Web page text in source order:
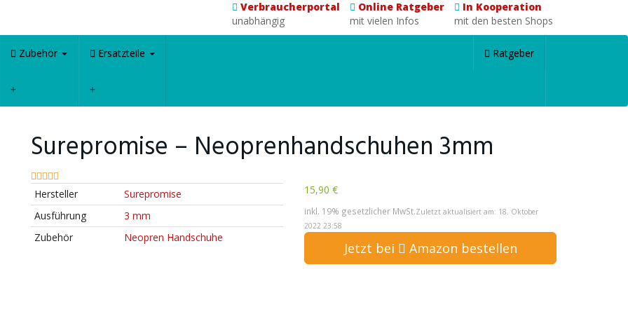
Verbraucherportal
unabhängig
Online Ratgeber
mit vielen Infos
In Kooperation
mit den besten Shops
Zubehör Ersatzteile Ratgeber
Surepromise – Neoprenhandschuhen 3mm
15,90 €
inkl. 19% gesetzlicher MwSt.Zuletzt aktualisiert am: 18. Oktober
2022 23:58
Jetzt bei Amazon bestellen
Hersteller
Surepromise
Ausführung
3 mm
Zubehör
Neopren Handschuhe